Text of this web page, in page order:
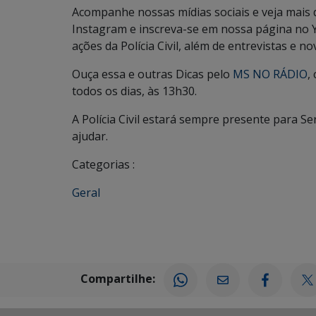
Acompanhe nossas mídias sociais e veja
Instagram e inscreva-se em nossa página no
ações da Polícia Civil, além de entrevistas e
Ouça essa e outras Dicas pelo MS NO RÁDIO,
todos os dias, às 13h30.
A Polícia Civil estará sempre presente para
ajudar.
Categorias :
Geral
Compartilhe: